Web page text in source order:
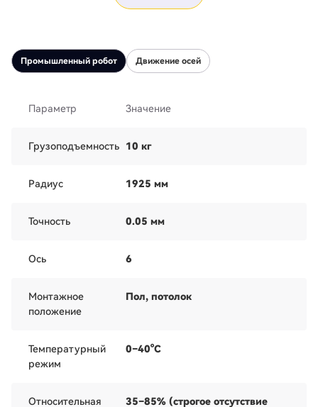
Промышленный робот Движение осей
Параметр Значение
Грузоподъемность 10 кг
Радиус 1925 мм
Точность 0.05 мм
Ось 6
Монтажное
положение
Пол, потолок
Температурный
режим
0–40°C
Относительная
35–85% (строгое отсутствие